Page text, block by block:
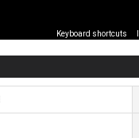
Keyboard shortcuts